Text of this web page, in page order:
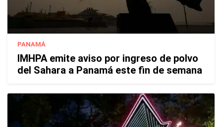
PANAMÁ
IMHPA emite aviso por ingreso de polvo
del Sahara a Panamá este fin de semana